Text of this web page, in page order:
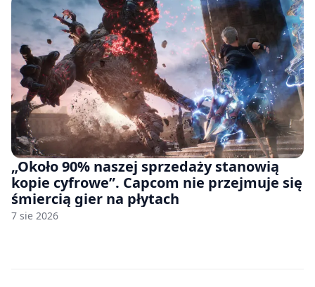
„Około 90% naszej sprzedaży stanowią
kopie cyfrowe”. Capcom nie przejmuje się
śmiercią gier na płytach
7 sie 2026